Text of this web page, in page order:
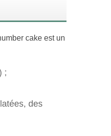
cake est un
;
des